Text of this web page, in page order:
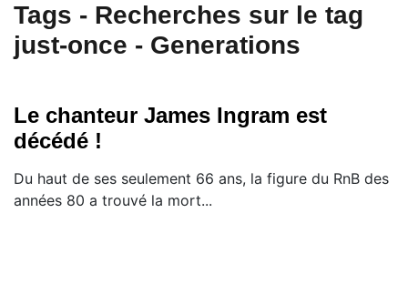
Tags - Recherches sur le tag
just-once - Generations
Le chanteur James Ingram est
décédé !
Du haut de ses seulement 66 ans, la figure du RnB des
années 80 a trouvé la mort...